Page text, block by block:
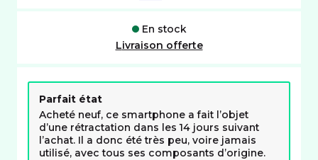
En stock
Livraison offerte
Parfait état
Acheté neuf, ce smartphone a fait l’objet
d’une rétractation dans les 14 jours suivant
l’achat. Il a donc été très peu, voire jamais
utilisé, avec tous ses composants d’origine.